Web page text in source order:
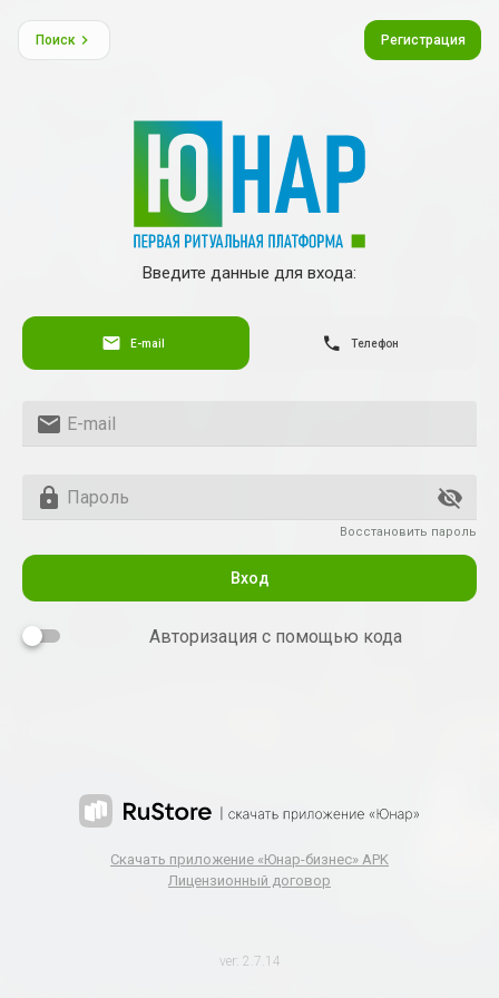
Поиск Регистрация
Введите данные для входа:
E-mail Телефон
Восстановить пароль
Вход
Авторизация с помощью кода
Скачать приложение «Юнар-бизнес» APK
Лицензионный договор
ver: 2.7.14